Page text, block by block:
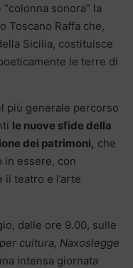
sonora” la
Toscano Raffa che,
Sicilia, costituisce
le terre di
più generale percorso
le nuove sfide della
dei patrimoni, che
in essere, con
teatro e l’arte
dalle ore 9.00, sulle
cultura, Naxoslegge
intensa giornata